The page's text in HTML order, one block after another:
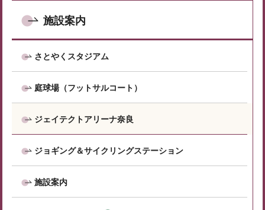
施設案内
さとやくスタジアム
庭球場（フットサルコート）
ジェイテクトアリーナ奈良
ジョギング＆サイクリングステーション
施設案内